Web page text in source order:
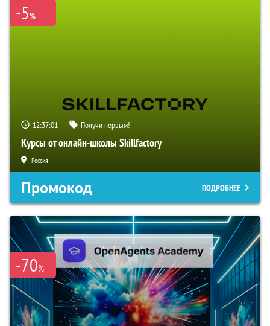
-5%
12:37:01 Получи первым!
Курсы от онлайн-школы Skillfactory
Россия
Промокод ПОДРОБНЕЕ
-70%